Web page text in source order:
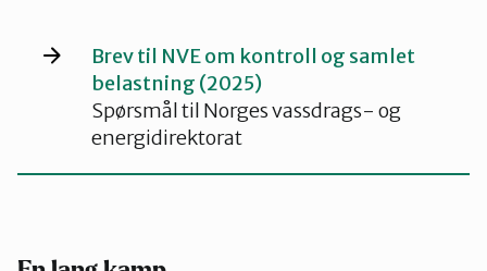
Brev til NVE om kontroll og samlet
belastning (2025)
Spørsmål til Norges vassdrags- og
energidirektorat